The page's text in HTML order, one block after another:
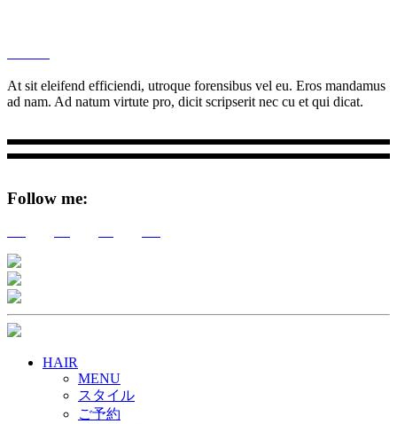
At sit eleifend efficiendi, utroque forensibus vel eu. Eros mandamus
ad nam. Ad natum virtute pro, dicit scripserit nec cu et qui dicat.
Follow me:
HAIR
MENU
スタイル
ご予約